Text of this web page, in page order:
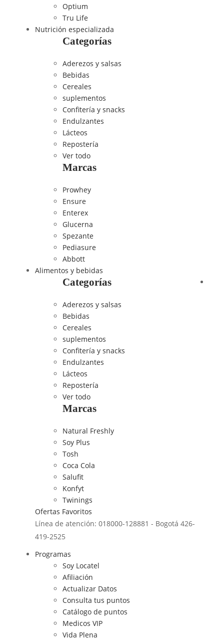
Optium
Tru Life
Nutrición especializada
Categorías
Aderezos y salsas
Bebidas
Cereales
suplementos
Confitería y snacks
Endulzantes
Lácteos
Repostería
Ver todo
Marcas
Prowhey
Ensure
Enterex
Glucerna
Spezante
Pediasure
Abbott
Alimentos y bebidas
Categorías
Aderezos y salsas
Bebidas
Cereales
suplementos
Confitería y snacks
Endulzantes
Lácteos
Repostería
Ver todo
Marcas
Natural Freshly
Soy Plus
Tosh
Coca Cola
Salufit
Konfyt
Twinings
Ofertas Favoritos
Línea de atención: 018000-128881 - Bogotá 426-
419-2525
Programas
Soy Locatel
Afiliación
Actualizar Datos
Consulta tus puntos
Catálogo de puntos
Medicos VIP
Vida Plena